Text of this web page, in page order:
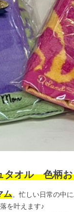
タオル 色柄
ム。忙しい日常の中
を叶えます♪